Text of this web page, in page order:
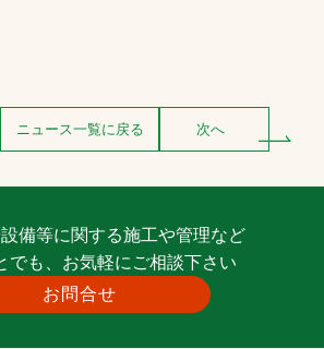
ニュース一覧に戻る 次へ
備等に関する施工や管理など
でも、お気軽にご相談下さい
お問合せ